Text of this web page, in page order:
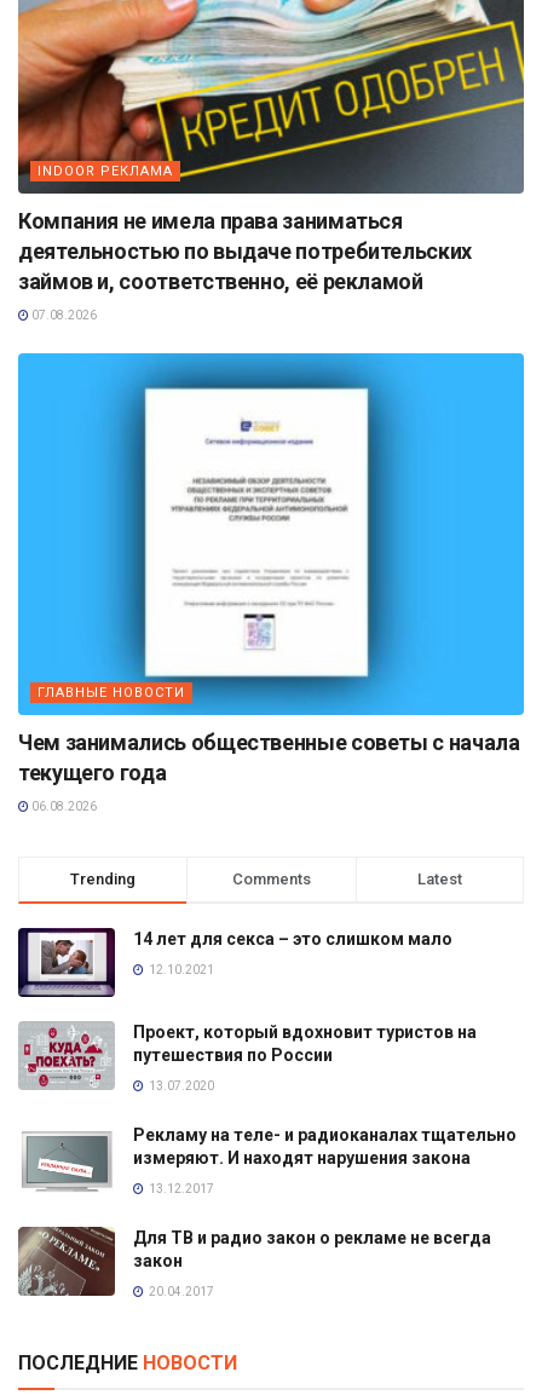
INDOOR РЕКЛАМА
Компания не имела права заниматься
деятельностью по выдаче потребительских
займов и, соответственно, её рекламой
07.08.2026
ГЛАВНЫЕ НОВОСТИ
Чем занимались общественные советы с начала
текущего года
06.08.2026
Trending Comments Latest
14 лет для секса – это слишком мало
12.10.2021
Проект, который вдохновит туристов на
путешествия по России
13.07.2020
Рекламу на теле- и радиоканалах тщательно
измеряют. И находят нарушения закона
13.12.2017
Для ТВ и радио закон о рекламе не всегда
закон
20.04.2017
ПОСЛЕДНИЕ НОВОСТИ